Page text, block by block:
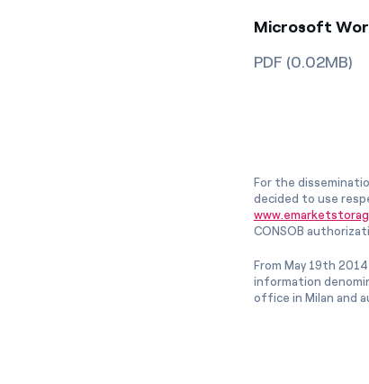
Microsoft
PDF (0.02MB)
For the
decided to use
CONSOB
From May 19th
information
office in Milan and